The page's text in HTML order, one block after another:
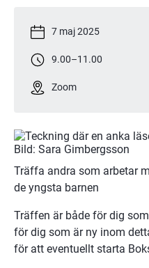
7 maj 2025
9.00–11.00
Zoom
Bild: Sara Gimbergsson
Träffa andra som arbetar
de yngsta barnen
Träffen är både för dig
för dig som är ny inom
för att eventuellt starta